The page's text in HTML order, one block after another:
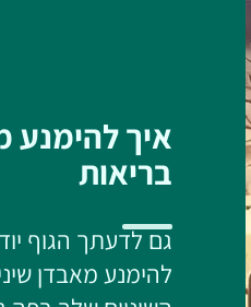
איך להימנע
בריאות
גם לדעתך הגוף
להימנע מאבדן